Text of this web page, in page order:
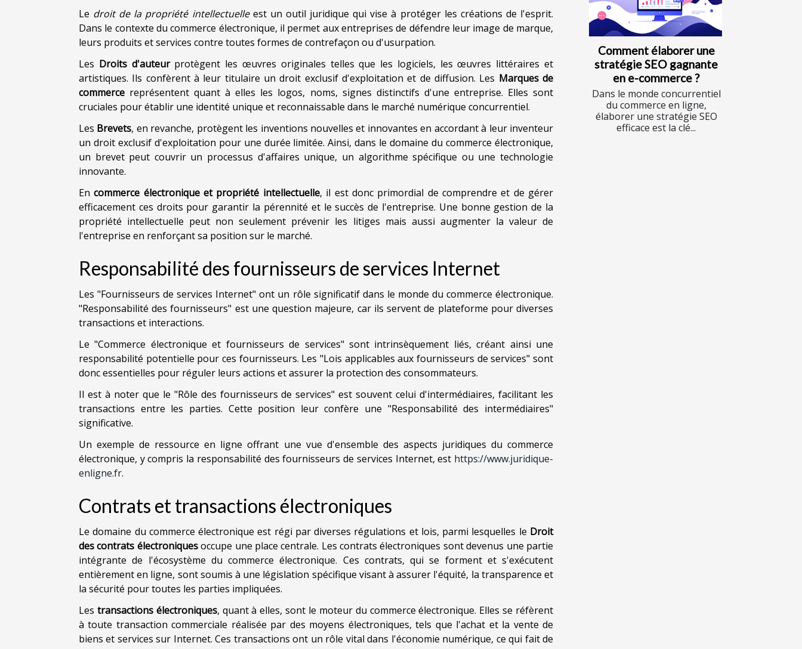
Le droit de la propriété intellectuelleest un outil juridique qui vise à protéger les créations de l'esprit.
Dans le contexte du commerce électronique, il permet aux entreprises de défendre leur image de marque,
leurs produits et services contre toutes formes de contrefaçon ou d'usurpation.
Les Droits d'auteurprotègent les œuvres originales telles que les logiciels, les œuvres littéraires et
artistiques. Ils confèrent à leur titulaire un droit exclusif d'exploitation et de diffusion. Les Marques de
commerce représentent quant à elles les logos, noms, signes distinctifs d'une entreprise. Elles sont
cruciales pour établir une identité unique et reconnaissable dans le marché numérique concurrentiel.
Les Brevets, en revanche, protègent les inventions nouvelles et innovantes en accordant à leur inventeur
un droit exclusif d'exploitation pour une durée limitée. Ainsi, dans le domaine du commerce électronique,
un brevet peut couvrir un processus d'affaires unique, un algorithme spécifique ou une technologie
innovante.
Encommerce électronique et propriété intellectuelle, il est donc primordial de comprendre et de gérer
efficacement ces droits pour garantir la pérennité et le succès de l'entreprise. Une bonne gestion de la
propriété intellectuelle peut non seulement prévenir les litiges mais aussi augmenter la valeur de
l'entreprise en renforçant sa position sur le marché.
Responsabilité des fournisseurs de services Internet
Les "Fournisseurs de services Internet" ont un rôle significatif dans le monde du commerce électronique.
"Responsabilité des fournisseurs" est une question majeure, car ils servent de plateforme pour diverses
transactions et interactions.
Le "Commerce électronique et fournisseurs de services" sont intrinsèquement liés, créant ainsi une
responsabilité potentielle pour ces fournisseurs. Les "Lois applicables aux fournisseurs de services" sont
donc essentielles pour réguler leurs actions et assurer la protection des consommateurs.
Il est à noter que le "Rôle des fournisseurs de services" est souvent celui d'intermédiaires, facilitant les
transactions entre les parties. Cette position leur confère une "Responsabilité des intermédiaires"
significative.
Un exemple de ressource en ligne offrant une vue d'ensemble des aspects juridiques du commerce
électronique, y compris la responsabilité des fournisseurs de services Internet, est https://www.juridique-
enligne.fr.
Contrats et transactions électroniques
Le domaine du commerce électronique est régi par diverses régulations et lois, parmi lesquelles le Droit
des contrats électroniquesoccupe une place centrale. Les contrats électroniques sont devenus une partie
intégrante de l'écosystème du commerce électronique. Ces contrats, qui se forment et s'exécutent
entièrement en ligne, sont soumis à une législation spécifique visant à assurer l'équité, la transparence et
la sécurité pour toutes les parties impliquées.
Les transactions électroniques, quant à elles, sont le moteur du commerce électronique. Elles se réfèrent
à toute transaction commerciale réalisée par des moyens électroniques, tels que l'achat et la vente de
biens et services sur Internet. Ces transactions ont un rôle vital dans l'économie numérique, ce qui fait de
Comment élaborer une
stratégie SEO gagnante
en e-commerce ?
Dans le monde concurrentiel
du commerce en ligne,
élaborer une stratégie SEO
efficace est la clé...